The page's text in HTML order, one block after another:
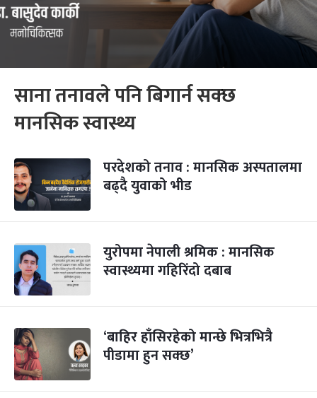
साना तनावले पनि बिगार्न सक्छ
मानसिक स्वास्थ्य
परदेशको तनाव : मानसिक अस्पतालमा
बढ्दै युवाको भीड
युरोपमा नेपाली श्रमिक : मानसिक
स्वास्थ्यमा गहिरिंदो दबाब
‘बाहिर हाँसिरहेको मान्छे भित्रभित्रै
पीडामा हुन सक्छ’